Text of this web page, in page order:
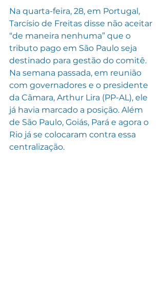
Na quarta-feira, 28, em Portugal,
Tarcísio de Freitas disse não aceitar
“de maneira nenhuma” que o
tributo pago em São Paulo seja
destinado para gestão do comitê.
Na semana passada, em reunião
com governadores e o presidente
da Câmara, Arthur Lira (PP-AL), ele
já havia marcado a posição. Além
de São Paulo, Goiás, Pará e agora o
Rio já se colocaram contra essa
centralização.